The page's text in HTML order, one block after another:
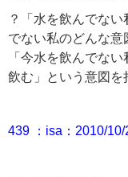
？「水を飲んでな
でない私のどんな意
「今水を飲んでな
飲む」という意図を
439 ：isa：2010/